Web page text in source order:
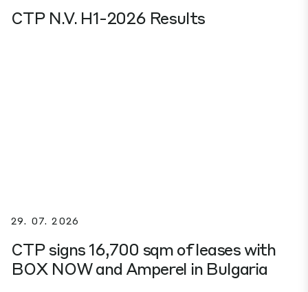
CTP N.V. H1-2026 Results
29. 07. 2026
CTP signs 16,700 sqm of leases with
BOX NOW and Amperel in Bulgaria